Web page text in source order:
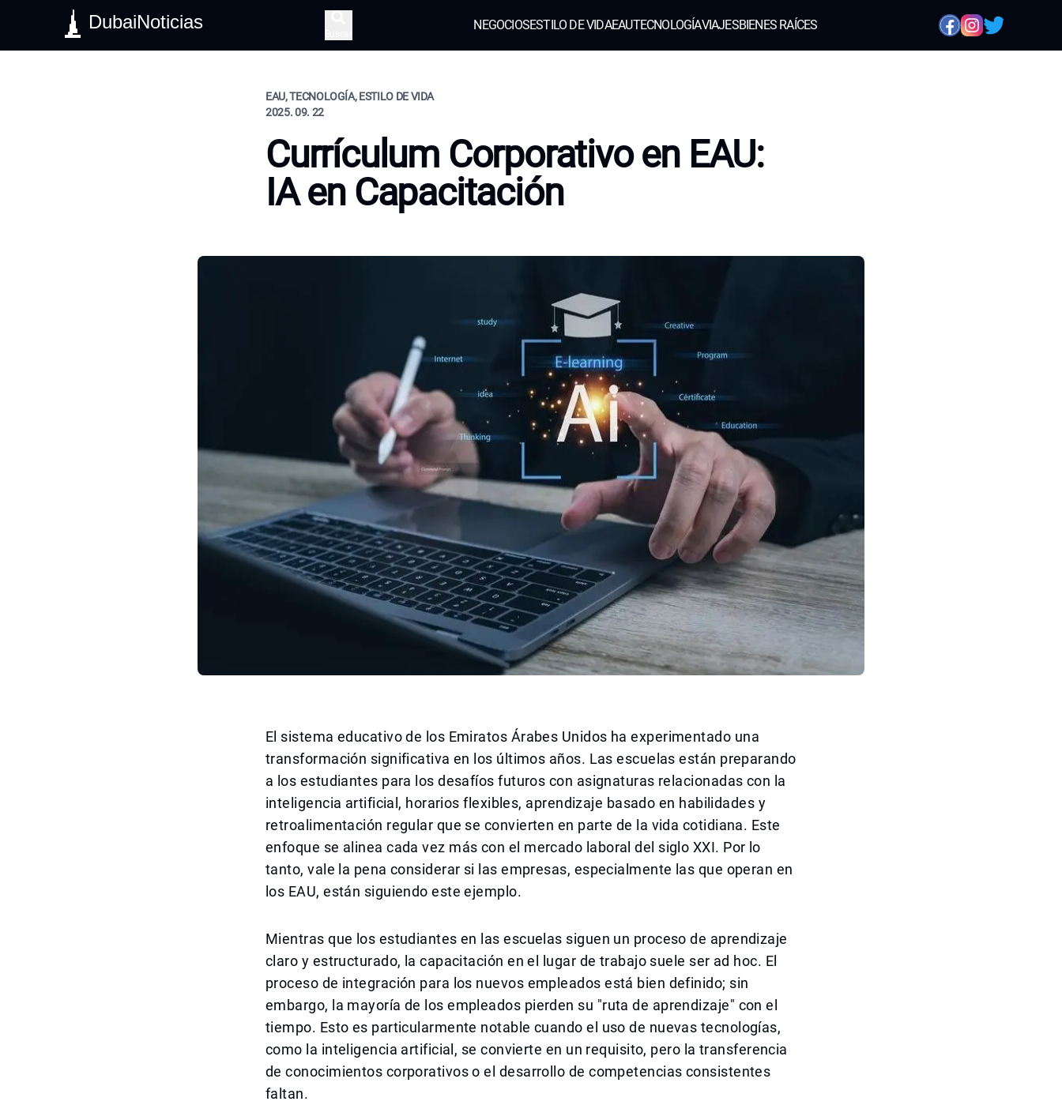
DubaiNoticias NEGOCIOSESTILO DE VIDAEAUTECNOLOGÍAVIAJESBIENES RAÍCES
EAU, TECNOLOGÍA, ESTILO DE VIDA
2025. 09. 22
Currículum Corporativo en EAU:
IA en Capacitación
El sistema educativo de los Emiratos Árabes Unidos ha experimentado una
transformación significativa en los últimos años. Las escuelas están preparando
a los estudiantes para los desafíos futuros con asignaturas relacionadas con la
inteligencia artificial, horarios flexibles, aprendizaje basado en habilidades y
retroalimentación regular que se convierten en parte de la vida cotidiana. Este
enfoque se alinea cada vez más con el mercado laboral del siglo XXI. Por lo
tanto, vale la pena considerar si las empresas, especialmente las que operan en
los EAU, están siguiendo este ejemplo.
Mientras que los estudiantes en las escuelas siguen un proceso de aprendizaje
claro y estructurado, la capacitación en el lugar de trabajo suele ser ad hoc. El
proceso de integración para los nuevos empleados está bien definido; sin
embargo, la mayoría de los empleados pierden su "ruta de aprendizaje" con el
tiempo. Esto es particularmente notable cuando el uso de nuevas tecnologías,
como la inteligencia artificial, se convierte en un requisito, pero la transferencia
de conocimientos corporativos o el desarrollo de competencias consistentes
faltan.